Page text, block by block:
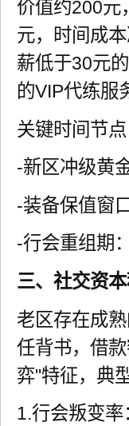
价值约200元
元，时间成
薪低于30元
的VIP代练服
关键时间节点
-新区冲级黄
-装备保值窗
-行会重组期
三、社交资
老区存在成
任背书，借
弈"特征，典
1.行会叛变